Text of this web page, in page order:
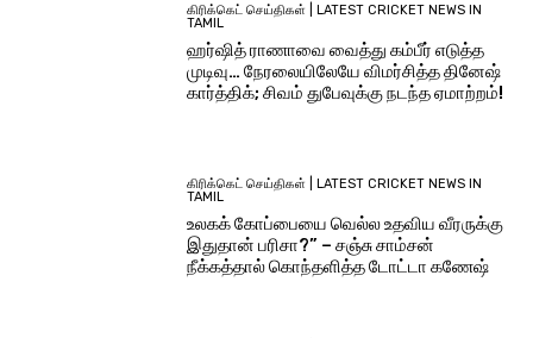
கிரிக்கெட் செய்திகள் | LATEST CRICKET NEWS IN
TAMIL
ஹர்ஷித் ராணாவை வைத்து கம்பீர் எடுத்த
முடிவு… நேரலையிலேயே விமர்சித்த தினேஷ்
கார்த்திக்; சிவம் துபேவுக்கு நடந்த ஏமாற்றம்!
கிரிக்கெட் செய்திகள் | LATEST CRICKET NEWS IN
TAMIL
உலகக் கோப்பையை வெல்ல உதவிய வீரருக்கு
இதுதான் பரிசா?” – சஞ்சு சாம்சன்
நீக்கத்தால் கொந்தளித்த டோட்டா கணேஷ்